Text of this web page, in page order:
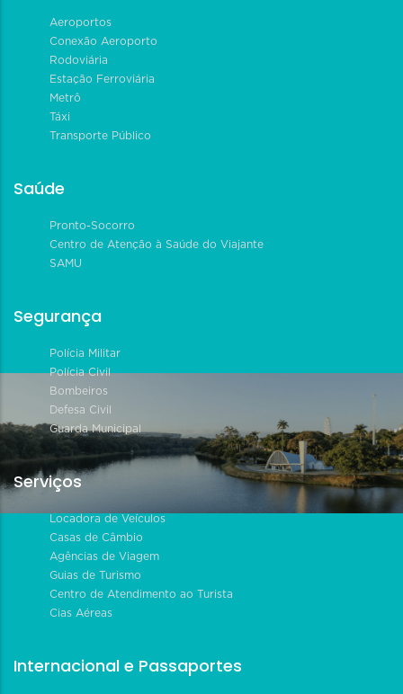
Aeroportos
Conexão Aeroporto
Rodoviária
Estação Ferroviária
Metrô
Táxi
Transporte Público
Saúde
Pronto-Socorro
Centro de Atenção à Saúde do Viajante
SAMU
Segurança
Polícia Militar
Polícia Civil
Bombeiros
Defesa Civil
Guarda Municipal
Serviços
Locadora de Veículos
Casas de Câmbio
Agências de Viagem
Guias de Turismo
Centro de Atendimento ao Turista
Cias Aéreas
Internacional e Passaportes